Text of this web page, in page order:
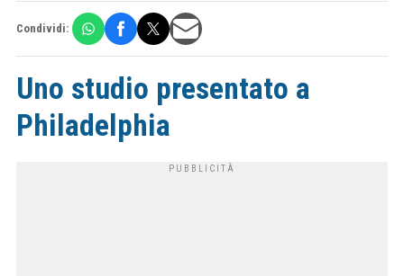
Condividi:
Uno studio presentato a
Philadelphia